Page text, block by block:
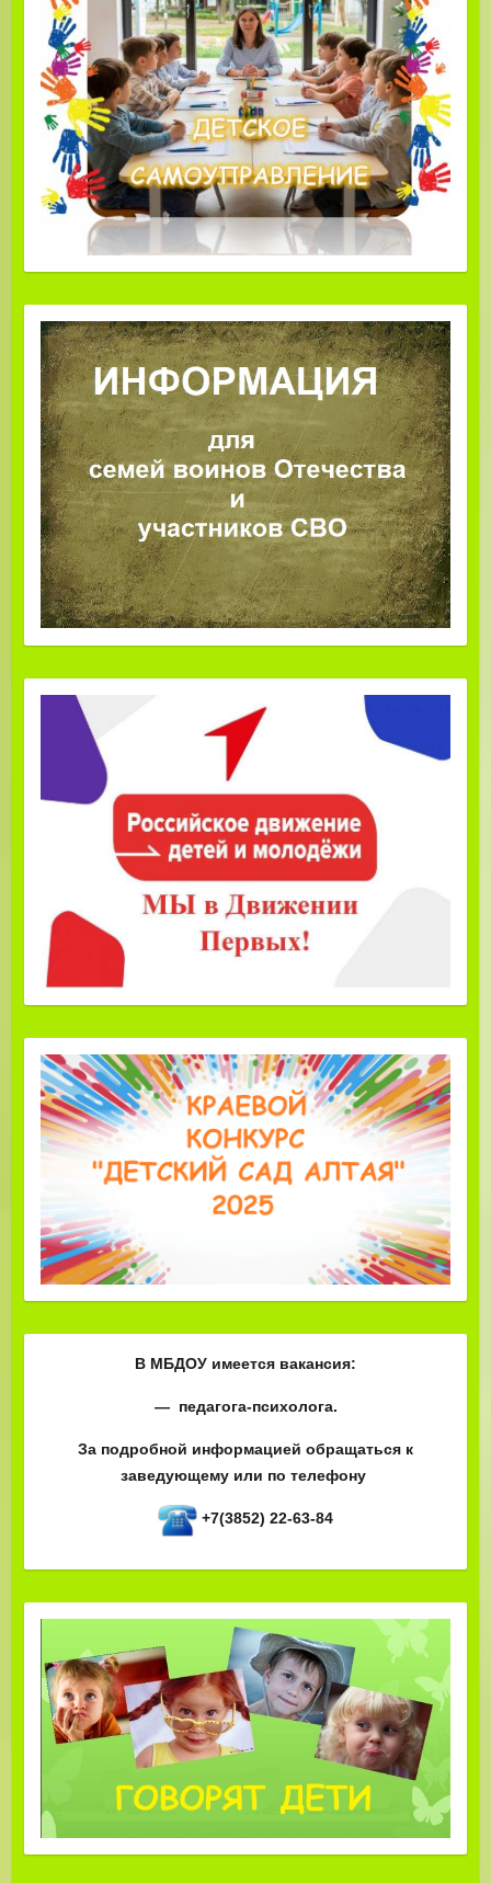
В МБДОУ имеется вакансия:
— педагога-психолога.
За подробной информацией обращаться к
заведующему или по телефону
+7(3852) 22-63-84